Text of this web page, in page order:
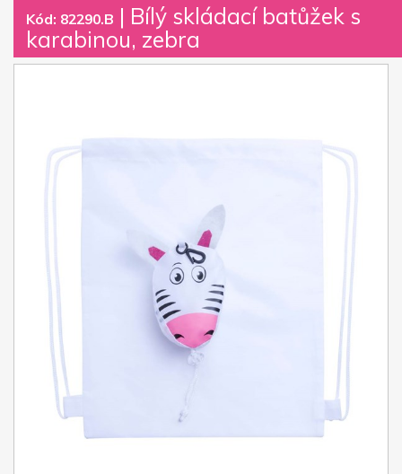
Kód: 82290.B | Bílý skládací batůžek s
karabinou, zebra